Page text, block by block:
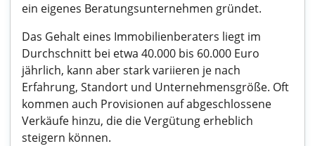
ein eigenes Beratungsunternehmen gründet.
Das Gehalt eines Immobilienberaters liegt im
Durchschnitt bei etwa 40.000 bis 60.000 Euro
jährlich, kann aber stark variieren je nach
Erfahrung, Standort und Unternehmensgröße. Oft
kommen auch Provisionen auf abgeschlossene
Verkäufe hinzu, die die Vergütung erheblich
steigern können.